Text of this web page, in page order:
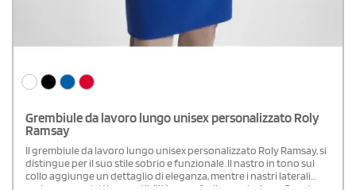
Grembiule da lavoro lungo unisex personalizzato Roly
Ramsay
Il grembiule da lavoro lungo unisex personalizzato Roly Ramsay, si
distingue per il suo stile sobrio e funzionale. Il nastro in tono sul
collo aggiunge un dettaglio di eleganza, mentre i nastri laterali